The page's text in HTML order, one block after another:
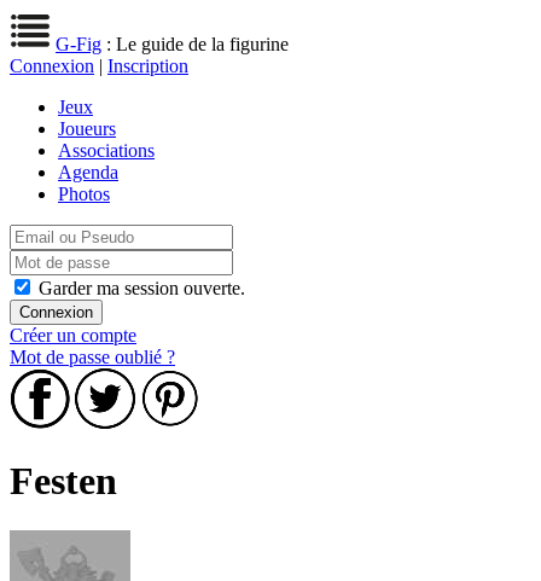
G-Fig : Le guide de la figurine
Connexion | Inscription
Jeux
Joueurs
Associations
Agenda
Photos
Garder ma session ouverte.
Créer un compte
Mot de passe oublié ?
Festen